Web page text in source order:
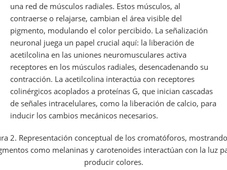
una red de músculos radiales. Estos músculos, al
contraerse o relajarse, cambian el área visible del
pigmento, modulando el color percibido. La señalización
neuronal juega un papel crucial aquí: la liberación de
acetilcolina en las uniones neuromusculares activa
receptores en los músculos radiales, desencadenando su
contracción. La acetilcolina interactúa con receptores
colinérgicos acoplados a proteínas G, que inician cascadas
de señales intracelulares, como la liberación de calcio, para
inducir los cambios mecánicos necesarios.